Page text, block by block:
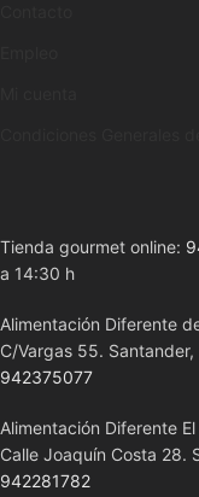
Tienda gourmet online:
a 14:30 h
Alimentación Diferente
C/Vargas 55.
942375077
Alimentación Diferente
Calle Joaquín Costa 28.
942281782